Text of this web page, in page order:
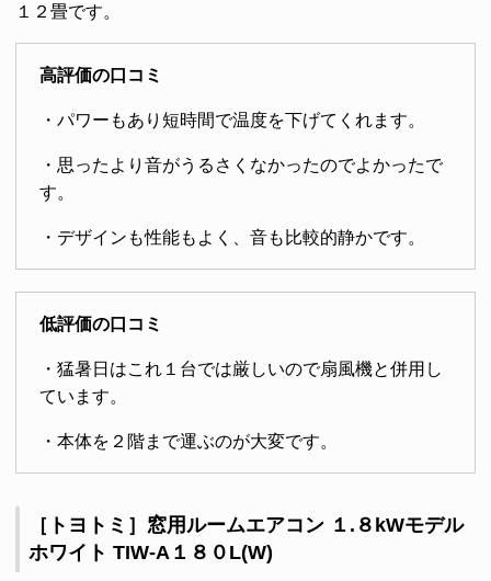
１２畳です。
高評価の口コミ
・パワーもあり短時間で温度を下げてくれます。
・思ったより音がうるさくなかったのでよかったで
す。
・デザインも性能もよく、音も比較的静かです。
低評価の口コミ
・猛暑日はこれ１台では厳しいので扇風機と併用し
ています。
・本体を２階まで運ぶのが大変です。
［トヨトミ］窓用ルームエアコン １.８kWモデル
ホワイト TIW-A１８０L(W)